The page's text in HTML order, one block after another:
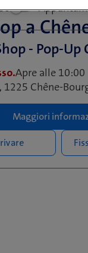
a
- Pop-Up
Apre alle 10:00
1225 Chêne-
Maggiori